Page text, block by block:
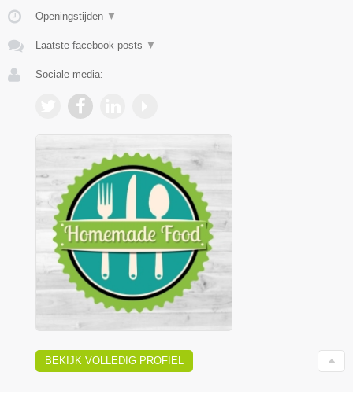
Openingstijden ▼
Laatste facebook posts ▼
Sociale media:
BEKIJK VOLLEDIG PROFIEL